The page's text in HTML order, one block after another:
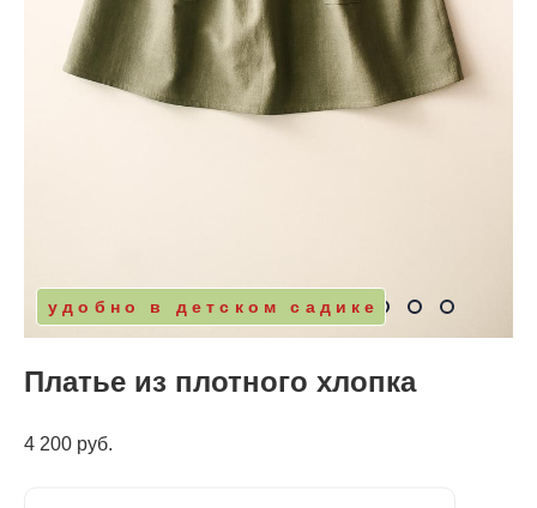
удобно в детском садике
Платье из плотного хлопка
4 200 pуб.